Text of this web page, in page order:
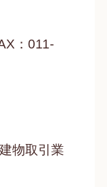
：011-
物取引業